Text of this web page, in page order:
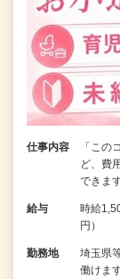
仕事内容
「この
ど、費
できま
給与
時給
円）
勤務地
埼玉県
働けま